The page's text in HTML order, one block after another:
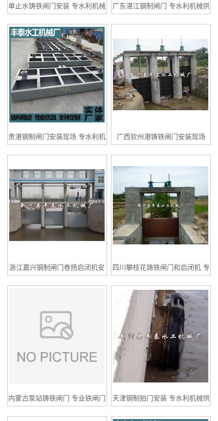
单止水铸铁闸门安装 专水利机械
广东湛江钢制闸门 专水利机械供
贵港钢制闸门安装现场 专水利机
广西钦州港铸铁闸门安装现场
浙江嘉兴钢制闸门卷扬启闭机安
四川攀枝花铸铁闸门和启闭机 专
内蒙古泵站铸铁闸门 专业铁闸门
天津钢制拍门安装 专水利机械供